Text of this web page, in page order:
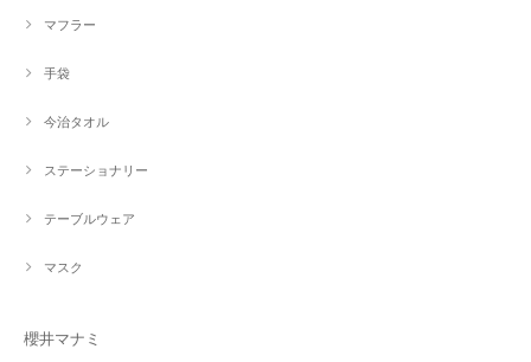
マフラー
手袋
今治タオル
ステーショナリー
テーブルウェア
マスク
櫻井マナミ